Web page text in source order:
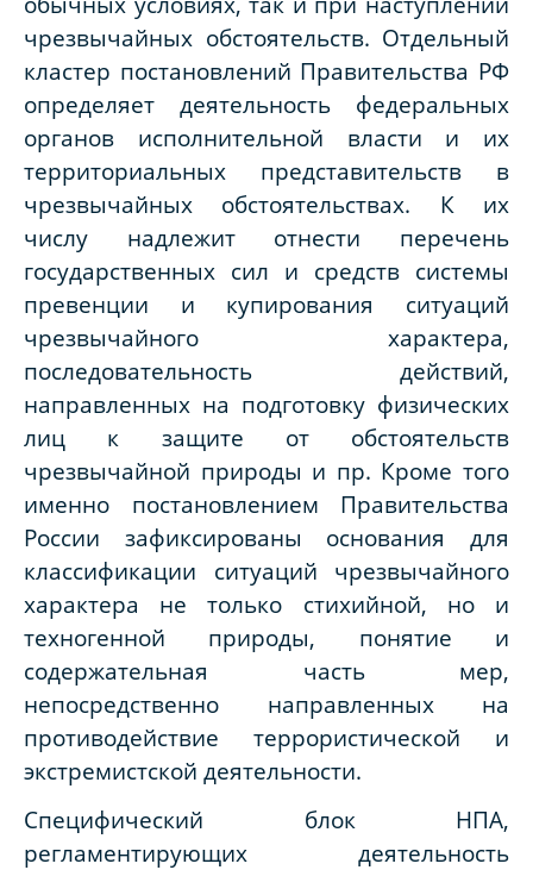
чрезвычайных обстоятельств. Отдельный
кластер постановлений Правительства РФ
определяет деятельность федеральных
органов исполнительной власти и их
территориальных представительств в
чрезвычайных обстоятельствах. К их
числу надлежит отнести перечень
государственных сил и средств системы
превенции и купирования ситуаций
чрезвычайного характера,
последовательность действий,
направленных на подготовку физических
лиц к защите от обстоятельств
чрезвычайной природы и пр. Кроме того
именно постановлением Правительства
России зафиксированы основания для
классификации ситуаций чрезвычайного
характера не только стихийной, но и
техногенной природы, понятие и
содержательная часть мер,
непосредственно направленных на
противодействие террористической и
экстремистской деятельности.
Специфический блок НПА,
регламентирующих деятельность